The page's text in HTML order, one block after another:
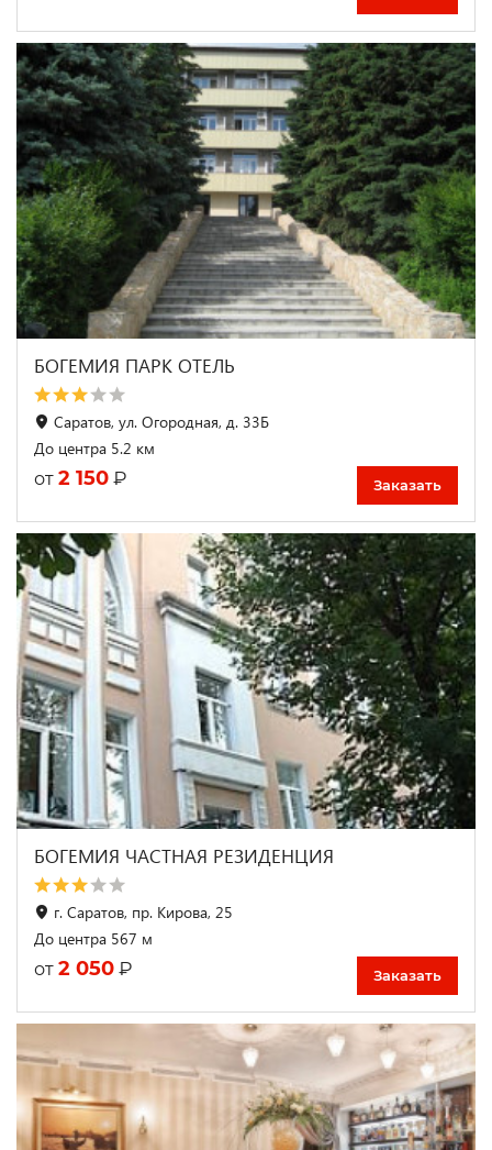
БОГЕМИЯ ПАРК ОТЕЛЬ
Саратов, ул. Огородная, д. 33Б
До центра 5.2 км
от 2 150 ₽ Заказать
БОГЕМИЯ ЧАСТНАЯ РЕЗИДЕНЦИЯ
г. Саратов, пр. Кирова, 25
До центра 567 м
от 2 050 ₽ Заказать